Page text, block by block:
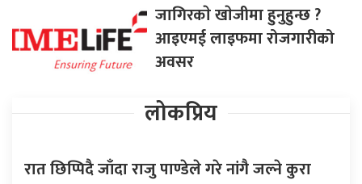
जागिरकाे खाेजीमा हुनुहुन्छ ?
आइएमई लाइफमा रोजगारीको
अवसर
लोकप्रिय
रात छिप्पिदै जाँदा राजु पाण्डेले गरे नांगै जल्ने कुरा